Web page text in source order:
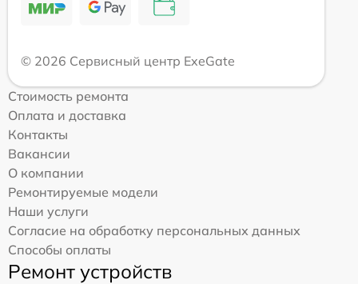
© 2026 Сервисный центр ExeGate
Стоимость ремонта
Оплата и доставка
Контакты
Вакансии
О компании
Ремонтируемые модели
Наши услуги
Согласие на обработку персональных данных
Способы оплаты
Ремонт устройств